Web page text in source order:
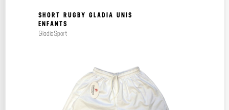
SHORT RUGBY GLADIA UNIS
ENFANTS
GladiaSport